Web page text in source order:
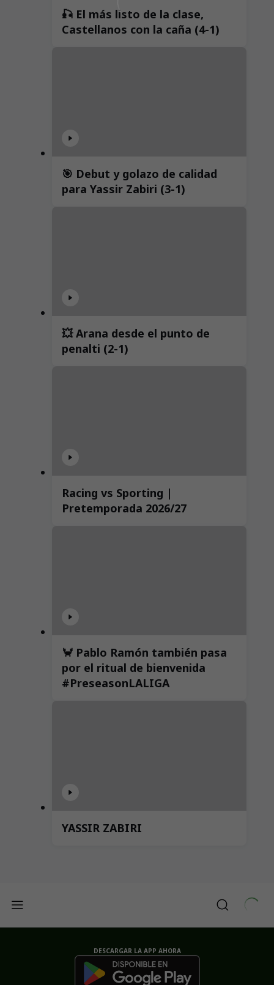
🎣 El más listo de la clase,
Castellanos con la caña (4-1)
🎯 Debut y golazo de calidad
para Yassir Zabiri (3-1)
💥 Arana desde el punto de
penalti (2-1)
Racing vs Sporting |
Pretemporada 2026/27
🦀 Pablo Ramón también pasa
por el ritual de bienvenida
#PreseasonLALIGA
YASSIR ZABIRI
DESCARGAR LA APP AHORA